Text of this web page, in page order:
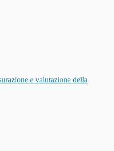
e valutazione della